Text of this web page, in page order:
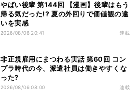
やばい後輩 第144回 【漫画】後輩はもう
帰る気だった!? 夏の外回りで価値観の違
いを実感
2026/08/06 20:41 連載
非正規雇用にまつわる実話 第60回 コン
プラ時代の今、派遣社員は働きやすくな
った?
2026/08/06 08:00 連載